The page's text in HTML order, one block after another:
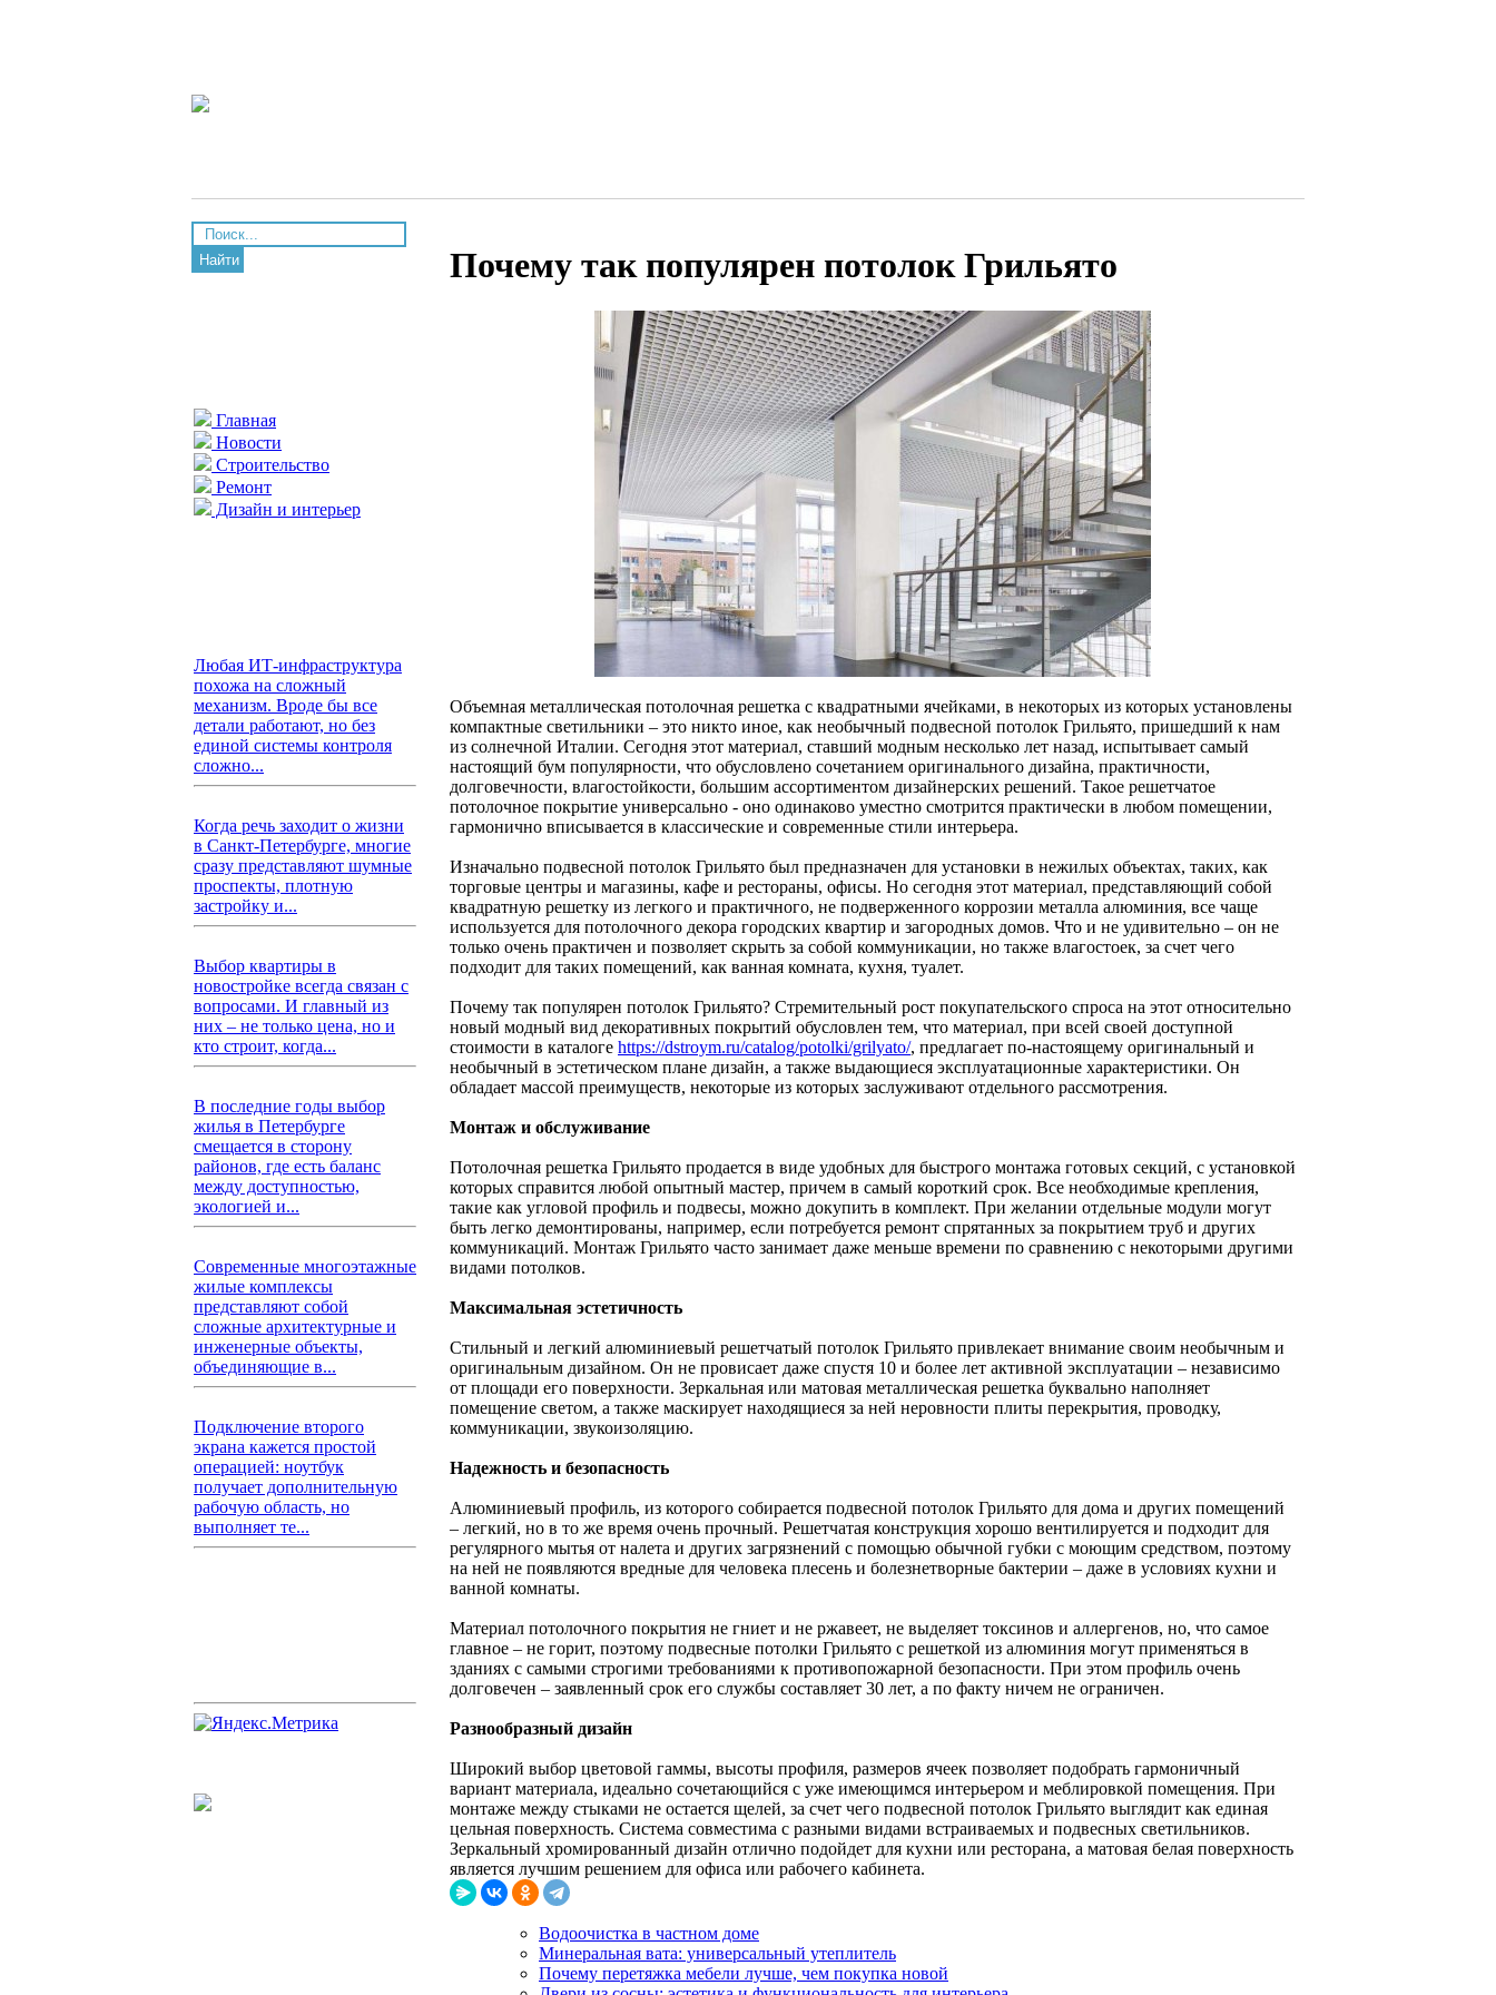
Найти
Главная
Новости
Строительство
Ремонт
Дизайн и интерьер
Любая ИТ-инфраструктура
похожа на сложный
механизм. Вроде бы все
детали работают, но без
единой системы контроля
сложно...
Когда речь заходит о жизни
в Санкт-Петербурге, многие
сразу представляют шумные
проспекты, плотную
застройку и...
Выбор квартиры в
новостройке всегда связан с
вопросами. И главный из
них – не только цена, но и
кто строит, когда...
В последние годы выбор
жилья в Петербурге
смещается в сторону
районов, где есть баланс
между доступностью,
экологией и...
Современные многоэтажные
жилые комплексы
представляют собой
сложные архитектурные и
инженерные объекты,
объединяющие в...
Подключение второго
экрана кажется простой
операцией: ноутбук
получает дополнительную
рабочую область, но
выполняет те...
Почему так популярен потолок Грильято
Объемная металлическая потолочная решетка с квадратными ячейками, в некоторых из которых установлены
компактные светильники – это никто иное, как необычный подвесной потолок Грильято, пришедший к нам
из солнечной Италии. Сегодня этот материал, ставший модным несколько лет назад, испытывает самый
настоящий бум популярности, что обусловлено сочетанием оригинального дизайна, практичности,
долговечности, влагостойкости, большим ассортиментом дизайнерских решений. Такое решетчатое
потолочное покрытие универсально - оно одинаково уместно смотрится практически в любом помещении,
гармонично вписывается в классические и современные стили интерьера.
Изначально подвесной потолок Грильято был предназначен для установки в нежилых объектах, таких, как
торговые центры и магазины, кафе и рестораны, офисы. Но сегодня этот материал, представляющий собой
квадратную решетку из легкого и практичного, не подверженного коррозии металла алюминия, все чаще
используется для потолочного декора городских квартир и загородных домов. Что и не удивительно – он не
только очень практичен и позволяет скрыть за собой коммуникации, но также влагостоек, за счет чего
подходит для таких помещений, как ванная комната, кухня, туалет.
Почему так популярен потолок Грильято? Стремительный рост покупательского спроса на этот относительно
новый модный вид декоративных покрытий обусловлен тем, что материал, при всей своей доступной
стоимости в каталоге https://dstroym.ru/catalog/potolki/grilyato/, предлагает по-настоящему оригинальный и
необычный в эстетическом плане дизайн, а также выдающиеся эксплуатационные характеристики. Он
обладает массой преимуществ, некоторые из которых заслуживают отдельного рассмотрения.
Монтаж и обслуживание
Потолочная решетка Грильято продается в виде удобных для быстрого монтажа готовых секций, с установкой
которых справится любой опытный мастер, причем в самый короткий срок. Все необходимые крепления,
такие как угловой профиль и подвесы, можно докупить в комплект. При желании отдельные модули могут
быть легко демонтированы, например, если потребуется ремонт спрятанных за покрытием труб и других
коммуникаций. Монтаж Грильято часто занимает даже меньше времени по сравнению с некоторыми другими
видами потолков.
Максимальная эстетичность
Стильный и легкий алюминиевый решетчатый потолок Грильято привлекает внимание своим необычным и
оригинальным дизайном. Он не провисает даже спустя 10 и более лет активной эксплуатации – независимо
от площади его поверхности. Зеркальная или матовая металлическая решетка буквально наполняет
помещение светом, а также маскирует находящиеся за ней неровности плиты перекрытия, проводку,
коммуникации, звукоизоляцию.
Надежность и безопасность
Алюминиевый профиль, из которого собирается подвесной потолок Грильято для дома и других помещений
– легкий, но в то же время очень прочный. Решетчатая конструкция хорошо вентилируется и подходит для
регулярного мытья от налета и других загрязнений с помощью обычной губки с моющим средством, поэтому
на ней не появляются вредные для человека плесень и болезнетворные бактерии – даже в условиях кухни и
ванной комнаты.
Материал потолочного покрытия не гниет и не ржавеет, не выделяет токсинов и аллергенов, но, что самое
главное – не горит, поэтому подвесные потолки Грильято с решеткой из алюминия могут применяться в
зданиях с самыми строгими требованиями к противопожарной безопасности. При этом профиль очень
долговечен – заявленный срок его службы составляет 30 лет, а по факту ничем не ограничен.
Разнообразный дизайн
Широкий выбор цветовой гаммы, высоты профиля, размеров ячеек позволяет подобрать гармоничный
вариант материала, идеально сочетающийся с уже имеющимся интерьером и меблировкой помещения. При
монтаже между стыками не остается щелей, за счет чего подвесной потолок Грильято выглядит как единая
цельная поверхность. Система совместима с разными видами встраиваемых и подвесных светильников.
Зеркальный хромированный дизайн отлично подойдет для кухни или ресторана, а матовая белая поверхность
является лучшим решением для офиса или рабочего кабинета.
Водоочистка в частном доме
Минеральная вата: универсальный утеплитель
Почему перетяжка мебели лучше, чем покупка новой